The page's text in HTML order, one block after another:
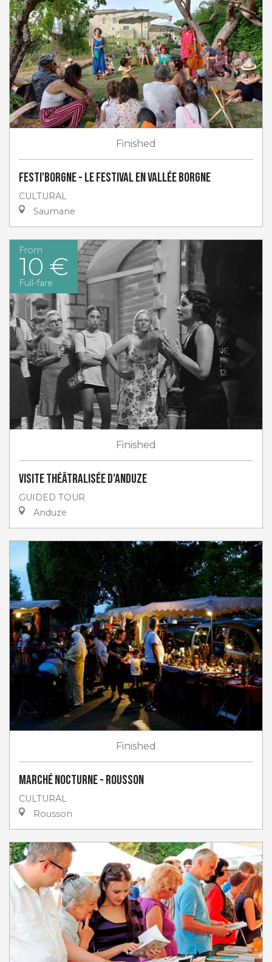
Finished
Festi'Borgne - Le Festival en Vallée Borgne
CULTURAL
Saumane
From
10 €
Full-fare
Finished
Visite théâtralisée d'Anduze
GUIDED TOUR
Anduze
Finished
Marché nocturne - Rousson
CULTURAL
Rousson